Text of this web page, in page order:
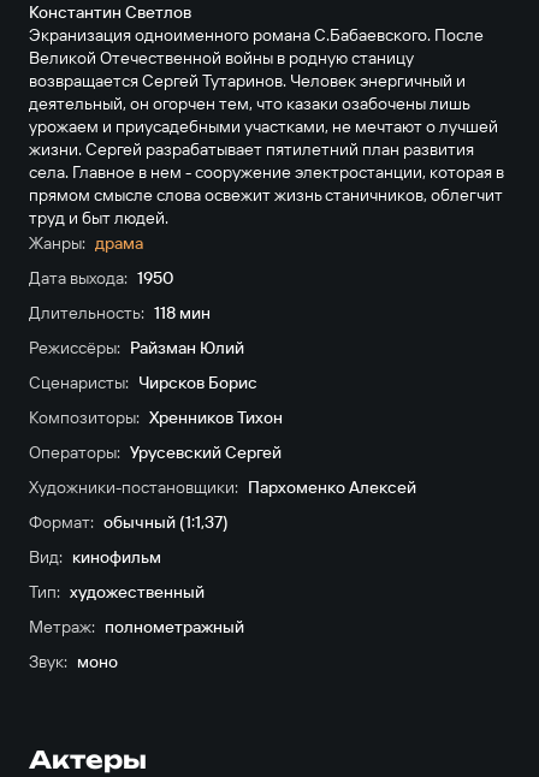
Константин Светлов
Экранизация одноименного романа С.Бабаевского. После
Великой Отечественной войны в родную станицу
возвращается Сергей Тутаринов. Человек энергичный и
деятельный, он огорчен тем, что казаки озабочены лишь
урожаем и приусадебными участками, не мечтают о лучшей
жизни. Сергей разрабатывает пятилетний план развития
села. Главное в нем - сооружение электростанции, которая в
прямом смысле слова освежит жизнь станичников, облегчит
труд и быт людей.
Жанры: драма
Дата выхода: 1950
Длительность: 118 мин
Режиссёры: Райзман Юлий
Сценаристы: Чирсков Борис
Композиторы: Хренников Тихон
Операторы: Урусевский Сергей
Художники-постановщики: Пархоменко Алексей
Формат: обычный (1:1,37)
Вид: кинофильм
Тип: художественный
Метраж: полнометражный
Звук: моно
Актеры